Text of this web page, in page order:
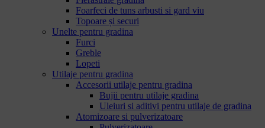
Foarfeci de tuns arbusti si gard viu
Topoare și securi
Unelte pentru gradina
Furci
Greble
Lopeti
Utilaje pentru gradina
Accesorii utilaje pentru gradina
Bujii pentru utilaje gradina
Uleiuri si aditivi pentru utilaje de gradina
Atomizoare si pulverizatoare